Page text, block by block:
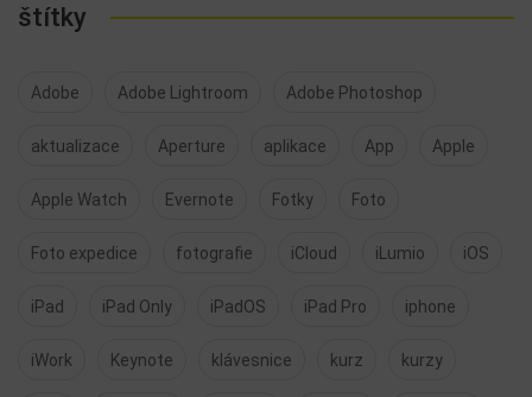
štítky
Adobe Adobe Lightroom Adobe Photoshop
aktualizace Aperture aplikace App Apple
Apple Watch Evernote Fotky Foto
Foto expedice fotografie iCloud iLumio iOS
iPad iPad Only iPadOS iPad Pro iphone
iWork Keynote klávesnice kurz kurzy